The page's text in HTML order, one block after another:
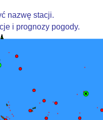
nazwę stacji.
i prognozy pogody.